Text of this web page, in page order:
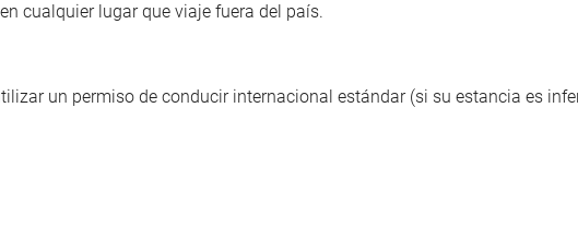
cualquier lugar que viaje fuera del país.
un permiso de conducir internacional estándar (si su estancia es